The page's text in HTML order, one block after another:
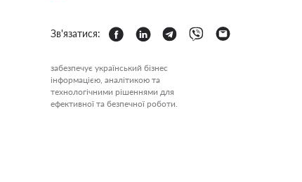
Зв'язатися:
забезпечує український бізнес
інформацією, аналітикою та
технологічними рішеннями для
ефективної та безпечної роботи.